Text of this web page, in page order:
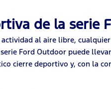
de la serie
actividad al aire libre,
Ford Outdoor puede
cierre deportivo y, con la